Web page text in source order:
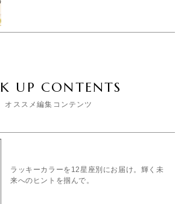
UP CONTENTS
オススメ編集コンテンツ
ラッキーカラーを12星座別にお届け。輝く未
来へのヒントを掴んで。